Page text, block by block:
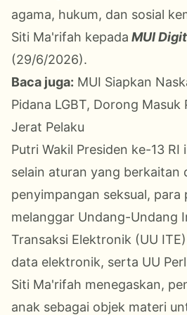
agama, hukum, dan sosial
Siti Ma'rifah kepada MUI
(29/6/2026).
Baca juga: MUI Siapkan
Pidana LGBT, Dorong Masuk
Jerat Pelaku
Putri Wakil Presiden ke-13 RI
selain aturan yang berkaitan
penyimpangan seksual, para
melanggar Undang-Undang
Transaksi Elektronik (UU
data elektronik, serta UU
Siti Ma'rifah menegaskan,
anak sebagai objek materi